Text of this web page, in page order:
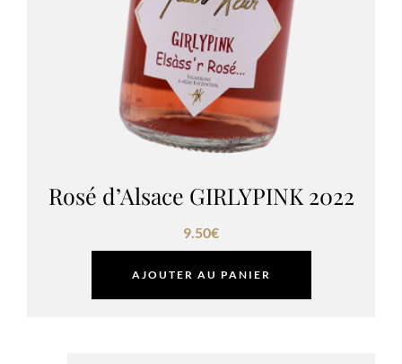
Rosé d’Alsace GIRLYPINK 2022
9.50€
AJOUTER AU PANIER